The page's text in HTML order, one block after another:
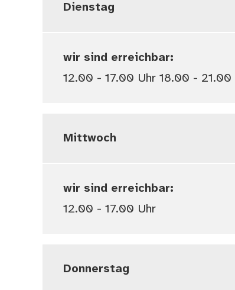
Dienstag
wir sind erreichbar:
12.00 - 17.00 Uhr 18.00 - 21.00
Mittwoch
wir sind erreichbar:
12.00 - 17.00 Uhr
Donnerstag